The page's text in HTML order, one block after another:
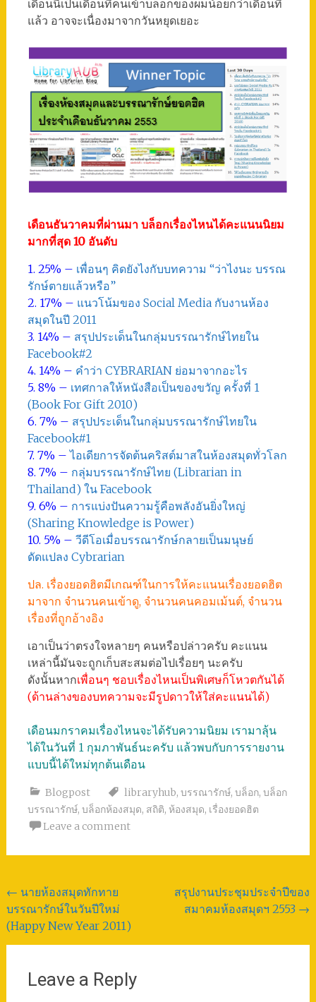
เดือนนี้เป็นเดือนที่คนเข้าบล็อกของผมน้อยกว่าเดือนที่
แล้ว อาจจะเนื่องมาจากวันหยุดเยอะ
เดือนธันวาคมที่ผ่านมา บล็อกเรื่องไหนได้คะแนนนิยม
มากที่สุด 10 อันดับ
1. 25% – เพื่อนๆ คิดยังไงกับบทความ “ว่าไงนะ บรรณ
รักษ์ตายแล้วหรือ”
2. 17% – แนวโน้มของ Social Media กับงานห้อง
สมุดในปี 2011
3. 14% – สรุปประเด็นในกลุ่มบรรณารักษ์ไทยใน
Facebook#2
4. 14% – คำว่า CYBRARIAN ย่อมาจากอะไร
5. 8% – เทศกาลให้หนังสือเป็นของขวัญ ครั้งที่ 1
(Book For Gift 2010)
6. 7% – สรุปประเด็นในกลุ่มบรรณารักษ์ไทยใน
Facebook#1
7. 7% –ไอเดียการจัดต้นคริสต์มาสในห้องสมุดทั่วโลก
8. 7% – กลุ่มบรรณารักษ์ไทย (Librarian in
Thailand) ใน Facebook
9. 6% – การแบ่งปันความรู้คือพลังอันยิ่งใหญ่
(Sharing Knowledge is Power)
10. 5% – วีดีโอเมื่อบรรณารักษ์กลายเป็นมนุษย์
ดัดแปลง Cybrarian
ปล. เรื่องยอดฮิตมีเกณฑ์ในการให้คะแนนเรื่องยอดฮิต
มาจาก จำนวนคนเข้าดู, จำนวนคนคอมเม้นต์, จำนวน
เรื่องที่ถูกอ้างอิง
เอาเป็นว่าตรงใจหลายๆ คนหรือปล่าวครับ คะแนน
เหล่านี้มันจะถูกเก็บสะสมต่อไปเรื่อยๆ นะครับ
ดังนั้นหากเพื่อนๆ ชอบเรื่องไหนเป็นพิเศษก็โหวตกันได้
(ด้านล่างของบทความจะมีรูปดาวให้ใส่คะแนนได้)
เดือนมกราคมเรื่องไหนจะได้รับความนิยม เรามาลุ้น
ได้ในวันที่ 1 กุมภาพันธ์นะครับ แล้วพบกับการรายงาน
แบบนี้ได้ใหม่ทุกต้นเดือน
Blogpost libraryhub, บรรณารักษ์, บล็อก, บล็อก
บรรณารักษ์, บล็อกห้องสมุด, สถิติ, ห้องสมุด, เรื่องยอดฮิต
Leave a comment
Post
navigation
← นายห้องสมุดทักทาย
บรรณารักษ์ในวันปีใหม่
(Happy New Year 2011)
สรุปงานประชุมประจำปีของ
สมาคมห้องสมุดฯ 2553 →
Leave a Reply